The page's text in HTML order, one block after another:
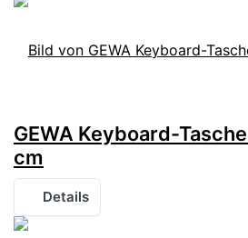
GEWA Keyboard-
cm
Details